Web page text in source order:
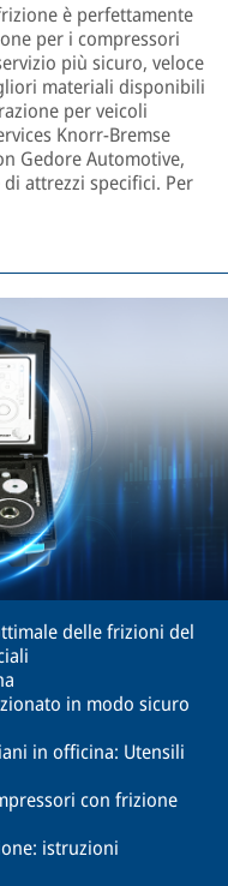
è perfettamente
per i compressori
più sicuro, veloce
materiali disponibili
per veicoli
Knorr-Bremse
Gedore Automotive,
attrezzi specifici. Per
delle frizioni del
in modo sicuro
in officina: Utensili
con frizione
istruzioni